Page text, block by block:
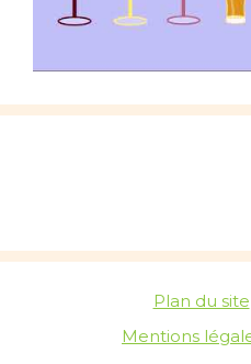
Plan du site
Mentions